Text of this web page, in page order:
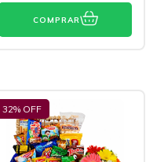
COMPRAR
32% OFF